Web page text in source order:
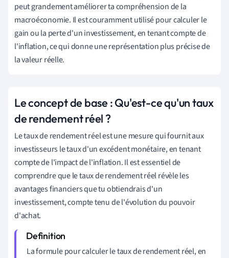
peut grandement améliorer ta compréhension de la
macroéconomie. Il est couramment utilisé pour calculer le
gain ou la perte d'un investissement, en tenant compte de
l'inflation, ce qui donne une représentation plus précise de
la valeur réelle.
Le concept de base : Qu'est-ce qu'un taux
de rendement réel ?
Le taux de rendement réel est une mesure qui fournit aux
investisseurs le taux d'un excédent monétaire, en tenant
compte de l'impact de l'inflation. Il est essentiel de
comprendre que le taux de rendement réel révèle les
avantages financiers que tu obtiendrais d'un
investissement, compte tenu de l'évolution du pouvoir
d'achat.
La formule pour calculer le taux de rendement réel, en